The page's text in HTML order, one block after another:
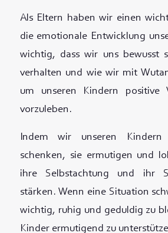
Als Eltern haben wir einen
die emotionale Entwicklung
wichtig, dass wir uns bewusst
verhalten und wie wir mit
um unseren Kindern positive
vorzuleben.
Indem wir unseren Kindern
schenken, sie ermutigen und
ihre Selbstachtung und ihr
stärken. Wenn eine Situation
wichtig, ruhig und geduldig zu
Kinder ermutigend zu